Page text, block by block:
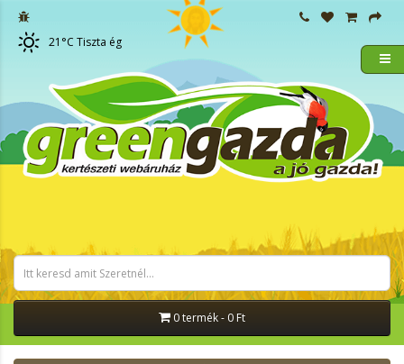
21 °C Tiszta ég
0 termék - 0 Ft